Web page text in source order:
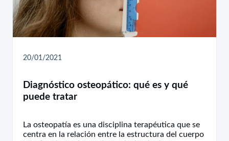
20/01/2021
Diagnóstico osteopático: qué es y qué
puede tratar
La osteopatía es una disciplina terapéutica que se
centra en la relación entre la estructura del cuerpo